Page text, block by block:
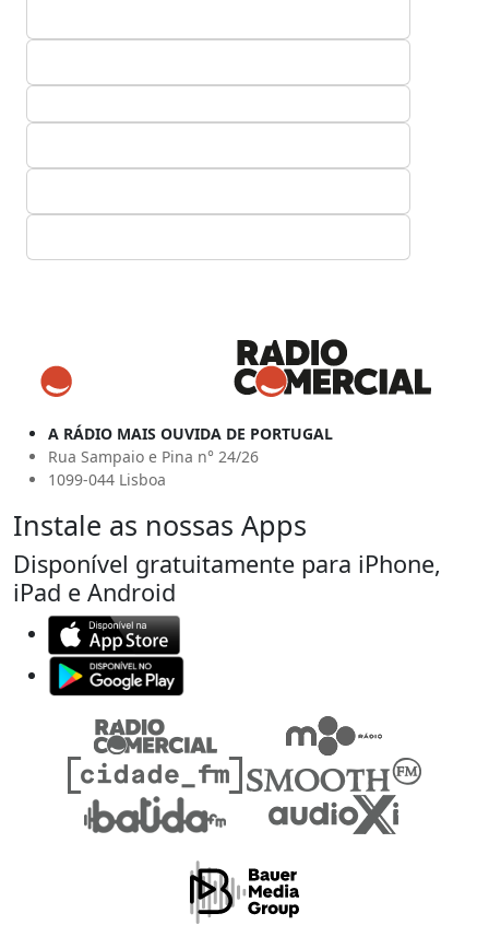
A RÁDIO MAIS OUVIDA DE PORTUGAL
Rua Sampaio e Pina n° 24/26
1099-044 Lisboa
Instale as nossas Apps
Disponível gratuitamente para iPhone,
iPad e Android